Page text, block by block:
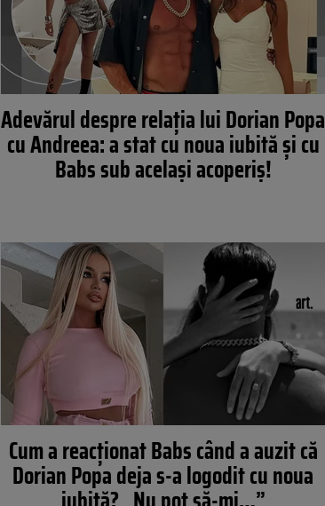
Adevărul despre relația lui Dorian Popa
cu Andreea: a stat cu noua iubită și cu
Babs sub același acoperiș!
Cum a reacționat Babs când a auzit că
Dorian Popa deja s-a logodit cu noua